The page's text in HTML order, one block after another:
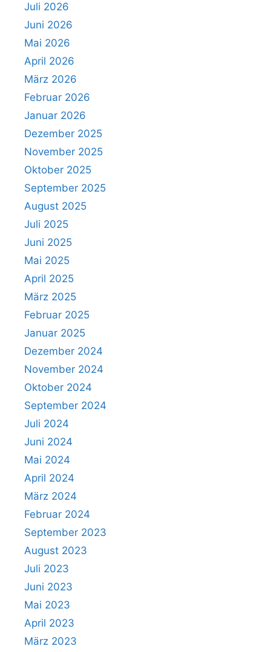
Juli 2026
Juni 2026
Mai 2026
April 2026
März 2026
Februar 2026
Januar 2026
Dezember 2025
November 2025
Oktober 2025
September 2025
August 2025
Juli 2025
Juni 2025
Mai 2025
April 2025
März 2025
Februar 2025
Januar 2025
Dezember 2024
November 2024
Oktober 2024
September 2024
Juli 2024
Juni 2024
Mai 2024
April 2024
März 2024
Februar 2024
September 2023
August 2023
Juli 2023
Juni 2023
Mai 2023
April 2023
März 2023